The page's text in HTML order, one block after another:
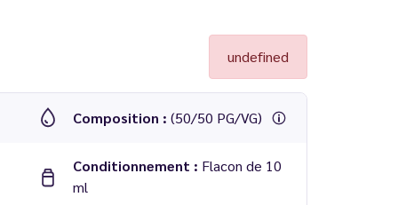
undefined
Composition : (50/50 PG/VG)
Conditionnement : Flacon de 10
ml